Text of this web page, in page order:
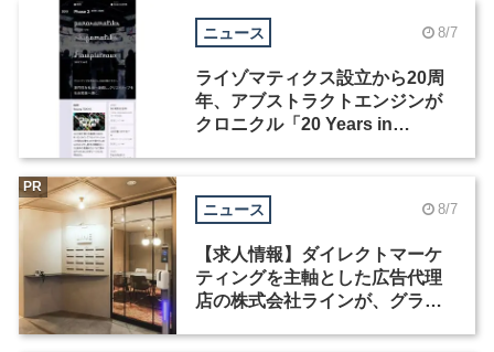
ニュース 8/7
ライゾマティクス設立から20周
年、アブストラクトエンジンが
クロニクル「20 Years in
ニュース 8/7
【求人情報】ダイレクトマーケ
ティングを主軸とした広告代理
店の株式会社ラインが、グラフ
PR